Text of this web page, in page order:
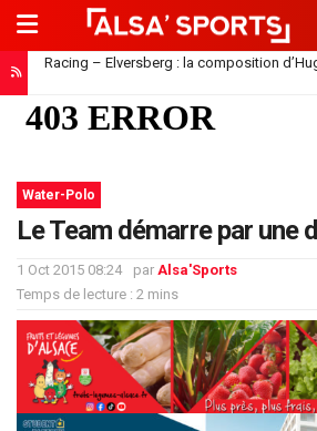
Racing – Elversberg : la composition
Water-Polo
Le Team démarre par une
1 Oct 2015 08:24 par Alsa'Sports
Temps de lecture : 2 mins